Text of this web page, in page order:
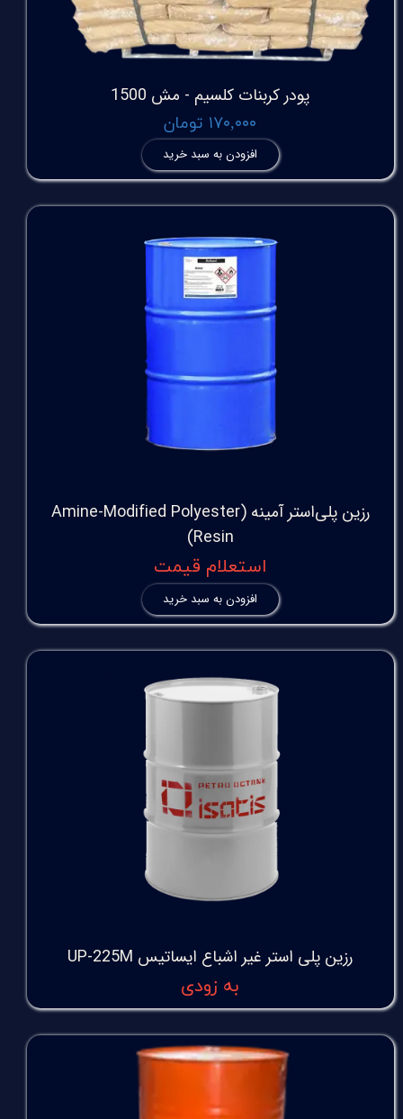
پودر کربنات کلسیم - مش 1500
۱۷۰,۰۰۰ تومان
افزودن به سبد خرید
رزین پلی‌استر آمینه (Amine-Modified Polyester
Resin)
استعلام قیمت
افزودن به سبد خرید
رزین پلی استر غیر اشباع ایساتیس UP-225M
به زودی